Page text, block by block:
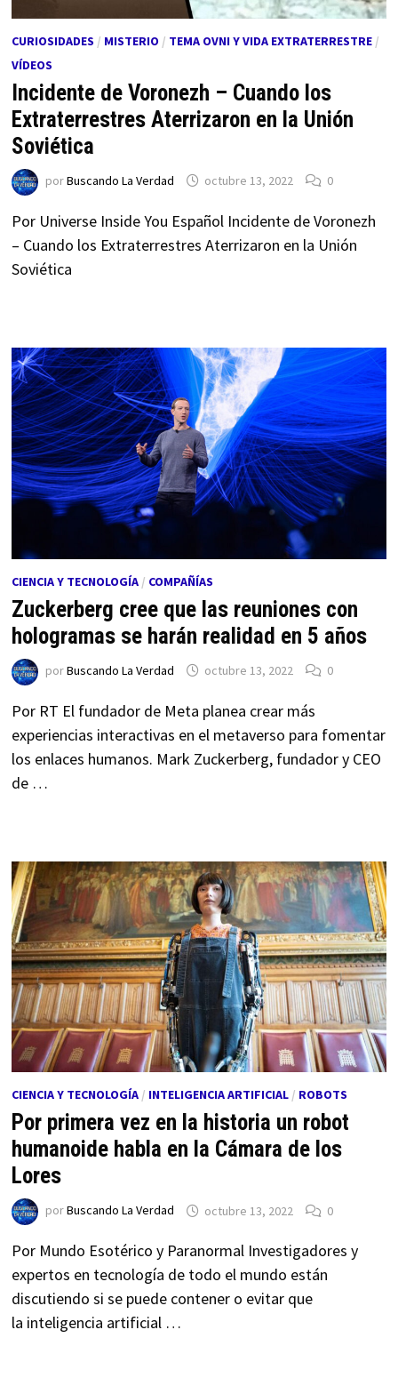
CURIOSIDADES / MISTERIO / TEMA OVNI Y VIDA EXTRATERRESTRE/
VÍDEOS
Incidente de Voronezh – Cuando los
Extraterrestres Aterrizaron en la Unión
Soviética
porBuscando La Verdad octubre 13, 2022 0
Por Universe Inside You Español Incidente de Voronezh
– Cuando los Extraterrestres Aterrizaron en la Unión
Soviética
CIENCIA Y TECNOLOGÍA/ COMPAÑÍAS
Zuckerberg cree que las reuniones con
hologramas se harán realidad en 5 años
porBuscando La Verdad octubre 13, 2022 0
Por RT El fundador de Meta planea crear más
experiencias interactivas en el metaverso para fomentar
los enlaces humanos. Mark Zuckerberg, fundador y CEO
de …
CIENCIA Y TECNOLOGÍA/ INTELIGENCIA ARTIFICIAL/ ROBOTS
Por primera vez en la historia un robot
humanoide habla en la Cámara de los
Lores
porBuscando La Verdad octubre 13, 2022 0
Por Mundo Esotérico y Paranormal Investigadores y
expertos en tecnología de todo el mundo están
discutiendo si se puede contener o evitar que
la inteligencia artificial …